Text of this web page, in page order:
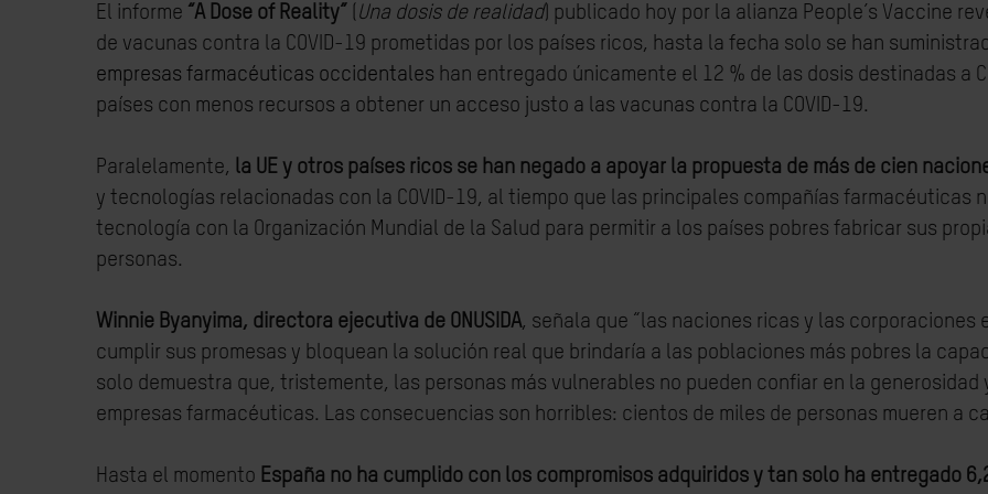
El informe “A Dose of Reality” Una dosis de realidad) publicado hoy por la alianza People’s Vaccine
de vacunas contra la COVID-19 prometidas por los países ricos, hasta la fecha solo se han
empresas farmacéuticas occidentales han entregado únicamente el 12 % de las dosis destinadas a
países con menos recursos a obtener un acceso justo a las vacunas contra la COVID-19.
Paralelamente, la UE y otros países ricos se han negado a apoyar la propuesta de más de cien
y tecnologías relacionadas con la COVID-19, al tiempo que las principales compañías farmacéuticas
tecnología con la Organización Mundial de la Salud para permitir a los países pobres fabricar sus
personas.
Winnie Byanyima, directora ejecutiva de ONUSIDA, señala que “las naciones ricas y las
cumplir sus promesas y bloquean la solución real que brindaría a las poblaciones más pobres la
solo demuestra que, tristemente, las personas más vulnerables no pueden confiar en la generosidad
empresas farmacéuticas. Las consecuencias son horribles: cientos de miles de personas mueren a
Hasta el momento España no ha cumplido con los compromisos adquiridos y tan solo ha entregado